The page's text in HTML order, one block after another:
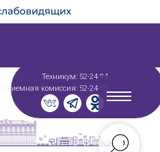
Техникум: 52-24-84
Приемная комиссия: 52-24-86